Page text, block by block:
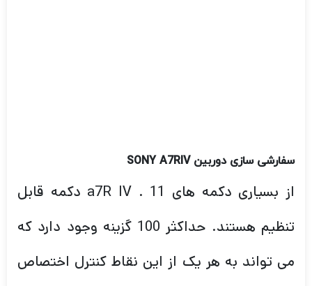
سفارشی سازی دوربینSONY A7RIV
از بسیاری دکمه های a7R IV . 11 دکمه قابل
تنظیم هستند. حداکثر 100 گزینه وجود دارد که
می تواند به هر یک از این نقاط کنترل اختصاص